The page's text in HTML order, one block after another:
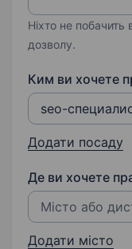
Ніхто не побачить
дозволу.
Ким ви хочете
Додати посаду
Де ви хочете
Додати місто